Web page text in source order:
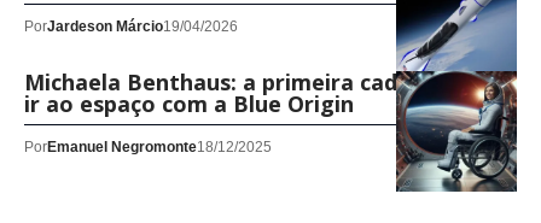
PorJardeson Márcio19/04/2026
Michaela Benthaus: a primeira cadeirante a
ir ao espaço com a Blue Origin
PorEmanuel Negromonte18/12/2025